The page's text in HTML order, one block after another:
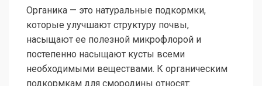
Органика — это натуральные подкормки,
которые улучшают структуру почвы,
насыщают ее полезной микрофлорой и
постепенно насыщают кусты всеми
необходимыми веществами. К органическим
подкормкам для смородины относят: